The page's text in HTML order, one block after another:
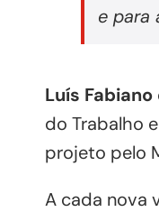
e para
Luís
do Trabalho
projeto pelo
A cada nova